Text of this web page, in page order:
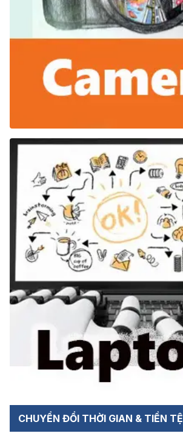
CHUYỂN ĐỔI THỜI GIAN & TIỀN TỆ